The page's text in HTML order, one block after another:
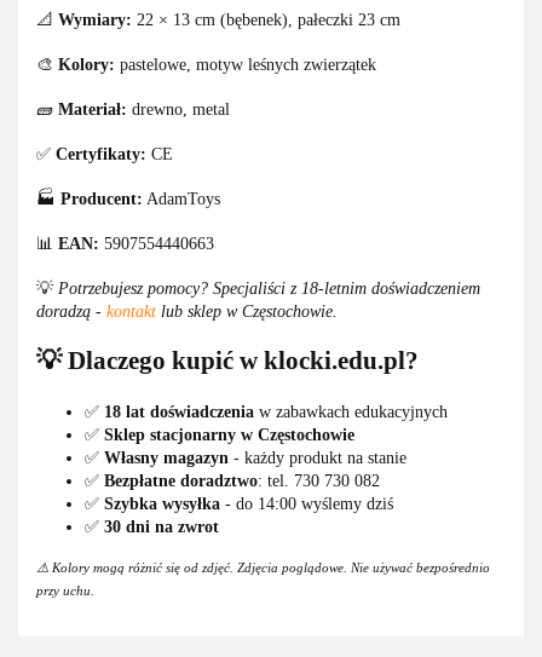
📐 Wymiary: 22 × 13 cm (bębenek), pałeczki 23 cm
🎨 Kolory: pastelowe, motyw leśnych zwierzątek
🧱 Materiał: drewno, metal
✅ Certyfikaty: CE
🏭 Producent: AdamToys
📊 EAN: 5907554440663
💡 Potrzebujesz pomocy? Specjaliści z 18-letnim doświadczeniem
doradzą - kontakt lub sklep w Częstochowie.
💡 Dlaczego kupić w klocki.edu.pl?
✅ 18 lat doświadczenia w zabawkach edukacyjnych
✅ Sklep stacjonarny w Częstochowie
✅ Własny magazyn - każdy produkt na stanie
✅ Bezpłatne doradztwo: tel. 730 730 082
✅ Szybka wysyłka - do 14:00 wyślemy dziś
✅ 30 dni na zwrot
⚠️ Kolory mogą różnić się od zdjęć. Zdjęcia poglądowe. Nie używać bezpośrednio
przy uchu.